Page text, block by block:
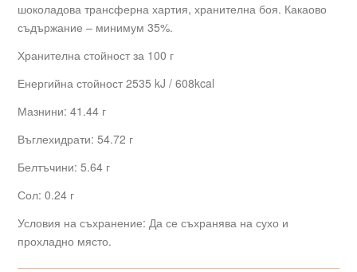
шоколадова трансферна хартия, хранителна боя. Какаово
съдържание – минимум 35%.
Хранителна стойност за 100 г
Енергийна стойност 2535 kJ / 608kcal
Мазнини: 41.44 г
Въглехидрати: 54.72 г
Белтъчини: 5.64 г
Сол: 0.24 г
Условия на съхранение: Да се съхранява на сухо и
прохладно място.